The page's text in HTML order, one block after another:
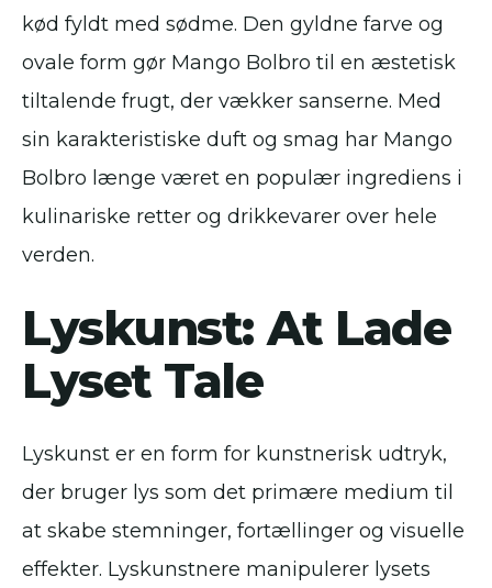
kød fyldt med sødme. Den gyldne farve og
ovale form gør Mango Bolbro til en æstetisk
tiltalende frugt, der vækker sanserne. Med
sin karakteristiske duft og smag har Mango
Bolbro længe været en populær ingrediens i
kulinariske retter og drikkevarer over hele
verden.
Lyskunst: At Lade
Lyset Tale
Lyskunst er en form for kunstnerisk udtryk,
der bruger lys som det primære medium til
at skabe stemninger, fortællinger og visuelle
effekter. Lyskunstnere manipulerer lysets